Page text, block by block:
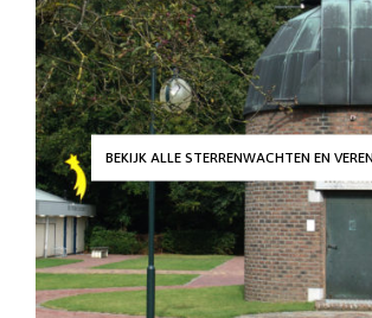
BEKIJK ALLE STERRENWACHTEN EN